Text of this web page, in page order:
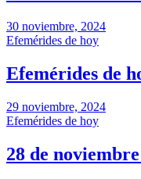
30 noviembre, 2024
Efemérides de hoy
Efemérides de
29 noviembre, 2024
Efemérides de hoy
28 de